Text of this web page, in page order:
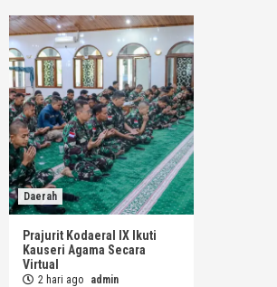
Daerah
Prajurit Kodaeral IX Ikuti
Kauseri Agama Secara
Virtual
2 hari ago admin